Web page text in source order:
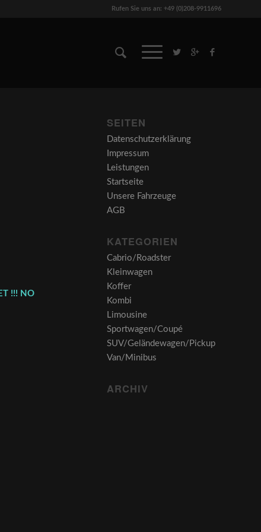
Rufen Sie uns an: +49 (0)208-9911696
!!! NO
SEITEN
Datenschutzerklärung
Impressum
Leistungen
Startseite
Unsere Fahrzeuge
AGB
KATEGORIEN
Cabrio/Roadster
Kleinwagen
Koffer
Kombi
Limousine
Sportwagen/Coupé
SUV/Geländewagen/Pickup
Van/Minibus
ARCHIV